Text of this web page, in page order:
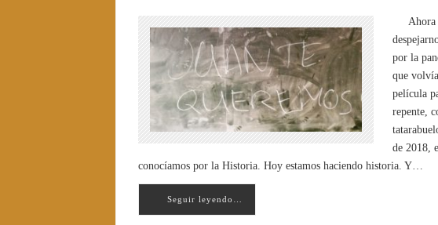
por la
que
película
repente,
de 2018,
conocíamos por la Historia. Hoy estamos haciendo historia. Y…
Seguir leyendo…